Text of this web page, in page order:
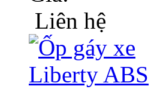
Liên hệ